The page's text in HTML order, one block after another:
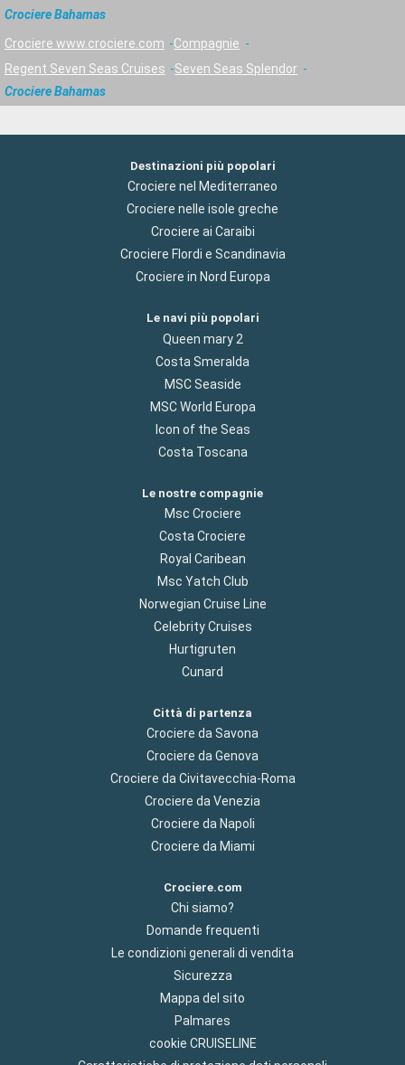
Crociere Bahamas
Crociere www.crociere.com
Compagnie
Regent Seven Seas Cruises
Seven Seas Splendor
Crociere Bahamas
Destinazioni più popolari
Crociere nel Mediterraneo
Crociere nelle isole greche
Crociere ai Caraibi
Crociere Flordi e Scandinavia
Crociere in Nord Europa
Le navi più popolari
Queen mary 2
Costa Smeralda
MSC Seaside
MSC World Europa
Icon of the Seas
Costa Toscana
Le nostre compagnie
Msc Crociere
Costa Crociere
Royal Caribean
Msc Yatch Club
Norwegian Cruise Line
Celebrity Cruises
Hurtigruten
Cunard
Città di partenza
Crociere da Savona
Crociere da Genova
Crociere da Civitavecchia-Roma
Crociere da Venezia
Crociere da Napoli
Crociere da Miami
Crociere.com
Chi siamo?
Domande frequenti
Le condizioni generali di vendita
Sicurezza
Mappa del sito
Palmares
cookie CRUISELINE